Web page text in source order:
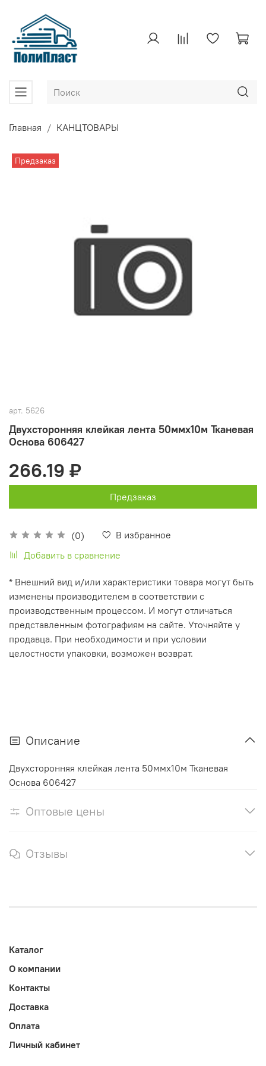
Главная КАНЦТОВАРЫ
Предзаказ
арт. 5626
Двухсторонняя клейкая лента 50ммх10м Тканевая
Основа 606427
(0)
В избранное
Добавить в сравнение
266.19 ₽
Предзаказ
* Внешний вид и/или характеристики товара могут быть
изменены производителем в соответствии с
производственным процессом. И могут отличаться
представленным фотографиям на сайте. Уточняйте у
продавца. При необходимости и при условии
целостности упаковки, возможен возврат.
Описание
Двухсторонняя клейкая лента 50ммх10м Тканевая
Основа 606427
Оптовые цены
Отзывы
Каталог
О компании
Контакты
Доставка
Оплата
Личный кабинет